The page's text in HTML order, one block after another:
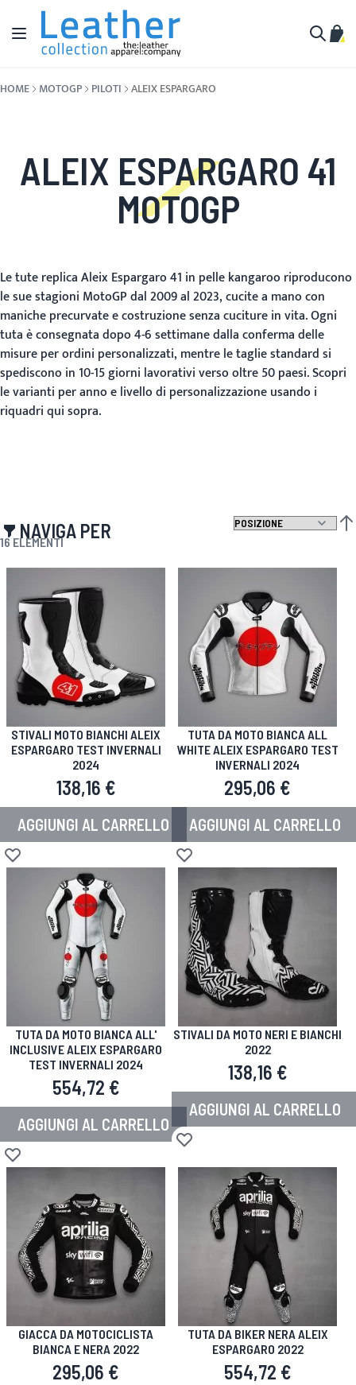
Salta al contenuto
Toggle Nav
HOME MOTOGP PILOTI ALEIX ESPARGARO
ALEIX ESPARGARO 41
MOTOGP
Le tute replica Aleix Espargaro 41 in pelle kangaroo riproducono
le sue stagioni MotoGP dal 2009 al 2023, cucite a mano con
maniche precurvate e costruzione senza cuciture in vita. Ogni
tuta è consegnata dopo 4-6 settimane dalla conferma delle
misure per ordini personalizzati, mentre le taglie standard si
spediscono in 10-15 giorni lavorativi verso oltre 50 paesi. Scopri
le varianti per anno e livello di personalizzazione usando i
riquadri qui sopra.
NAVIGA PER
16 ELEMENTI
STIVALI MOTO BIANCHI ALEIX
ESPARGARO TEST INVERNALI
2024
138,16 €
AGGIUNGI AL CARRELLO
Aggiungi alla lista desideri
TUTA DA MOTO BIANCA ALL
WHITE ALEIX ESPARGARO TEST
INVERNALI 2024
295,06 €
AGGIUNGI AL CARRELLO
Aggiungi alla lista desideri
TUTA DA MOTO BIANCA ALL'
INCLUSIVE ALEIX ESPARGARO
TEST INVERNALI 2024
554,72 €
AGGIUNGI AL CARRELLO
Aggiungi alla lista desideri
STIVALI DA MOTO NERI E BIANCHI
2022
138,16 €
AGGIUNGI AL CARRELLO
Aggiungi alla lista desideri
GIACCA DA MOTOCICLISTA
BIANCA E NERA 2022
295,06 €
TUTA DA BIKER NERA ALEIX
ESPARGARO 2022
554,72 €